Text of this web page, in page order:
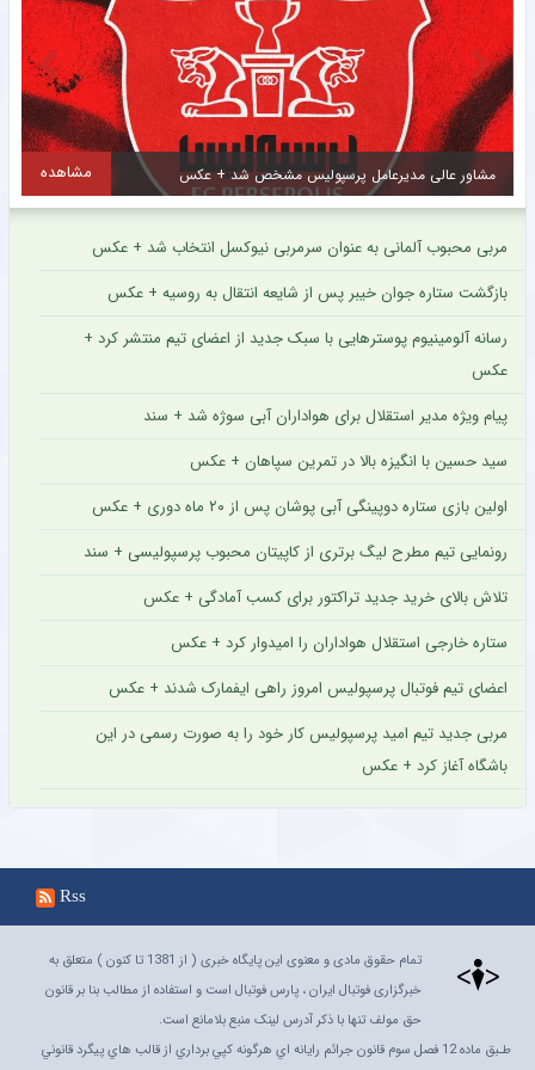
مشاهده
مربی محبوب آلمانی به عنوان سرمربی نیوکسل انتخاب شد + عکس
بازگشت ستاره جوان خیبر پس از شایعه انتقال به روسیه + عکس
رسانه آلومینیوم پوسترهایی با سبک جدید از اعضای تیم منتشر کرد +
عکس
پیام ویژه مدیر استقلال برای هواداران آبی سوژه شد + سند
سید حسین با انگیزه بالا در تمرین سپاهان + عکس
اولین بازی ستاره دوپینگی آبی پوشان پس از ۲۰ ماه دوری + عکس
رونمایی تیم مطرح لیگ برتری از کاپیتان محبوب پرسپولیسی + سند
تلاش بالای خرید جدید تراکتور برای کسب آمادگی + عکس
ستاره خارجی استقلال هواداران را امیدوار کرد + عکس
اعضای تیم فوتبال پرسپولیس امروز راهی ایفمارک شدند + عکس
مربی جدید تیم امید پرسپولیس کار خود را به صورت رسمی در این
باشگاه آغاز کرد + عکس
Rss
تمام حقوق مادی و معنوی این پایگاه خبری ( از 1381 تا کنون ) متعلق به
خبرگزاری فوتبال ایران ، پارس فوتبال است و استفاده از مطالب بنا بر قانون
حق مولف تنها با ذکر آدرس لینک منبع بلامانع است.
طـبق ماده 12 فصل سوم قانون جرائم رايانه اي هرگونه کپي برداري از قالب هاي پيگرد قانوني